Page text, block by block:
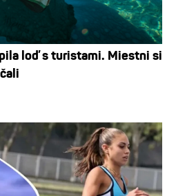
loď s turistami. Miestni si